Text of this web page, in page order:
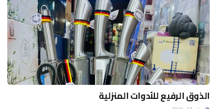
الذوق الرفيع للأدوات المنزلية